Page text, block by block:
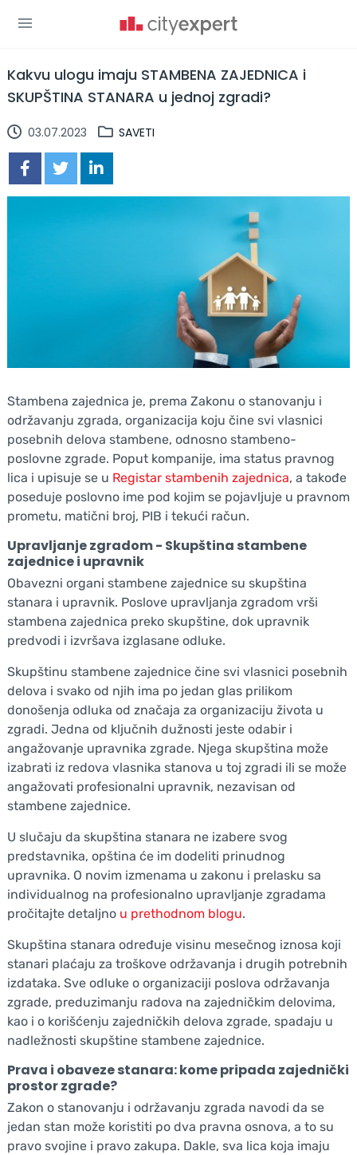
Kakvu ulogu imaju STAMBENA ZAJEDNICA i
SKUPŠTINA STANARA u jednoj zgradi?
03.07.2023 SAVETI
Stambena zajednica je, prema Zakonu o stanovanju i
održavanju zgrada, organizacija koju čine svi vlasnici
posebnih delova stambene, odnosno stambeno-
poslovne zgrade. Poput kompanije, ima status pravnog
lica i upisuje se u Registar stambenih zajednica, a takođe
poseduje poslovno ime pod kojim se pojavljuje u pravnom
prometu, matični broj, PIB i tekući račun.
Upravljanje zgradom - Skupština stambene
zajednice i upravnik
Obavezni organi stambene zajednice su skupština
stanara i upravnik. Poslove upravljanja zgradom vrši
stambena zajednica preko skupštine, dok upravnik
predvodi i izvršava izglasane odluke.
Skupštinu stambene zajednice čine svi vlasnici posebnih
delova i svako od njih ima po jedan glas prilikom
donošenja odluka od značaja za organizaciju života u
zgradi. Jedna od ključnih dužnosti jeste odabir i
angažovanje upravnika zgrade. Njega skupština može
izabrati iz redova vlasnika stanova u toj zgradi ili se može
angažovati profesionalni upravnik, nezavisan od
stambene zajednice.
U slučaju da skupština stanara ne izabere svog
predstavnika, opština će im dodeliti prinudnog
upravnika. O novim izmenama u zakonu i prelasku sa
individualnog na profesionalno upravljanje zgradama
pročitajte detaljno u prethodnom blogu.
Skupština stanara određuje visinu mesečnog iznosa koji
stanari plaćaju za troškove održavanja i drugih potrebnih
izdataka. Sve odluke o organizaciji poslova održavanja
zgrade, preduzimanju radova na zajedničkim delovima,
kao i o korišćenju zajedničkih delova zgrade, spadaju u
nadležnosti skupštine stambene zajednice.
Prava i obaveze stanara: kome pripada zajednički
prostor zgrade?
Zakon o stanovanju i održavanju zgrada navodi da se
jedan stan može koristiti po dva pravna osnova, a to su
pravo svojine i pravo zakupa. Dakle, sva lica koja imaju